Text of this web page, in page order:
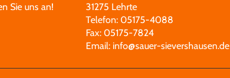
Sie uns an!
31275 Lehrte
Telefon: 05175-4088
Fax: 05175-7824
Email: info@sauer-sievershausen.de